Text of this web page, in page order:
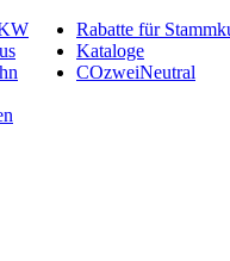
Rabatte für
Kataloge
COzweiNeutral